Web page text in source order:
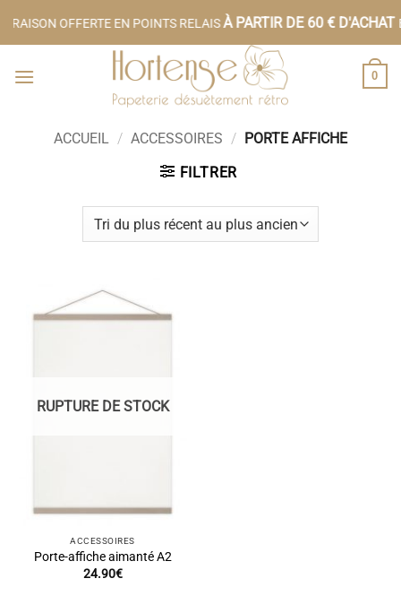
au
OFFERTE EN POINTS RELAISÀ PARTIR DE 60 € D'ACHAT
0
ACCUEIL / ACCESSOIRES / PORTE AFFICHE
FILTRER
RUPTURE DE STOCK
ACCESSOIRES
Porte-affiche aimanté A2
24.90€